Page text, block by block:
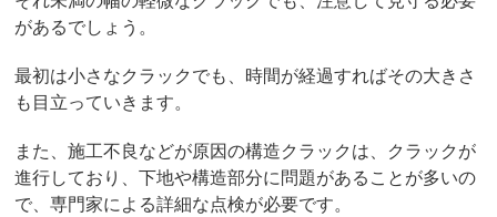
があるでしょう。
最初は小さなクラックでも、時間が経過すればその大きさ
も目立っていきます。
また、施工不良などが原因の構造クラックは、クラックが
進行しており、下地や構造部分に問題があることが多いの
で、専門家による詳細な点検が必要です。